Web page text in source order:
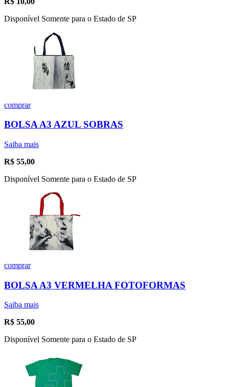
Disponível Somente para o Estado de SP
comprar
BOLSA A3 AZUL SOBRAS
Saiba mais
R$ 55,00
Disponível Somente para o Estado de SP
comprar
BOLSA A3 VERMELHA FOTOFORMAS
Saiba mais
R$ 55,00
Disponível Somente para o Estado de SP